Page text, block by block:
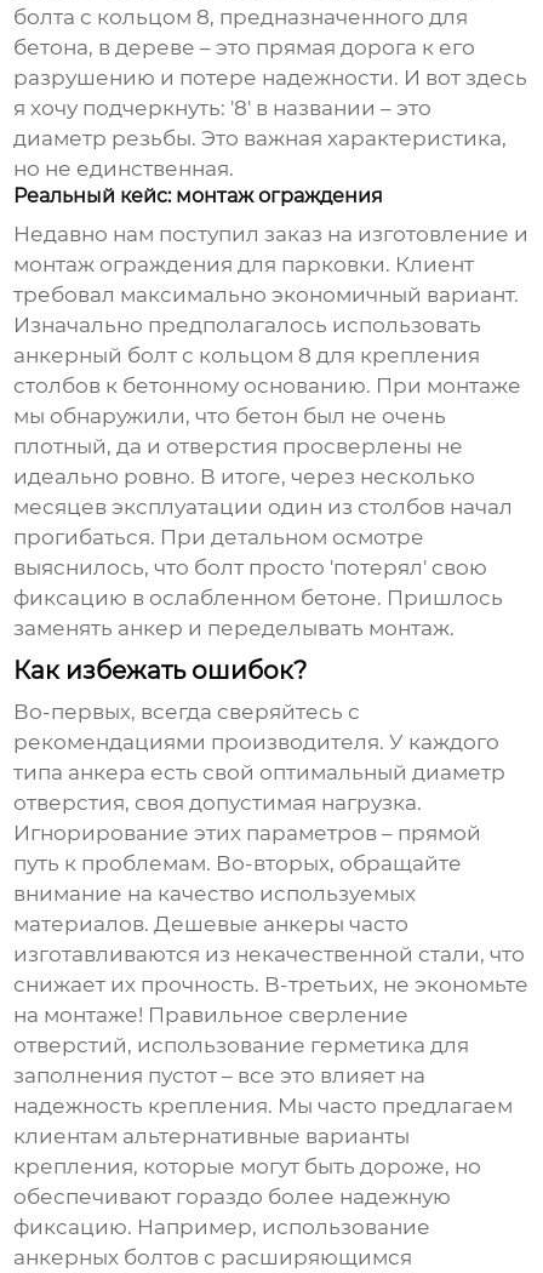
болта с кольцом 8, предназначенного для
бетона, в дереве – это прямая дорога к его
разрушению и потере надежности. И вот здесь
я хочу подчеркнуть: '8' в названии – это
диаметр резьбы. Это важная характеристика,
но не единственная.
Реальный кейс: монтаж ограждения
Недавно нам поступил заказ на изготовление и
монтаж ограждения для парковки. Клиент
требовал максимально экономичный вариант.
Изначально предполагалось использовать
анкерный болт с кольцом 8 для крепления
столбов к бетонному основанию. При монтаже
мы обнаружили, что бетон был не очень
плотный, да и отверстия просверлены не
идеально ровно. В итоге, через несколько
месяцев эксплуатации один из столбов начал
прогибаться. При детальном осмотре
выяснилось, что болт просто 'потерял' свою
фиксацию в ослабленном бетоне. Пришлось
заменять анкер и переделывать монтаж.
Как избежать ошибок?
Во-первых, всегда сверяйтесь с
рекомендациями производителя. У каждого
типа анкера есть свой оптимальный диаметр
отверстия, своя допустимая нагрузка.
Игнорирование этих параметров – прямой
путь к проблемам. Во-вторых, обращайте
внимание на качество используемых
материалов. Дешевые анкеры часто
изготавливаются из некачественной стали, что
снижает их прочность. В-третьих, не экономьте
на монтаже! Правильное сверление
отверстий, использование герметика для
заполнения пустот – все это влияет на
надежность крепления. Мы часто предлагаем
клиентам альтернативные варианты
крепления, которые могут быть дороже, но
обеспечивают гораздо более надежную
фиксацию. Например, использование
анкерных болтов с расширяющимся